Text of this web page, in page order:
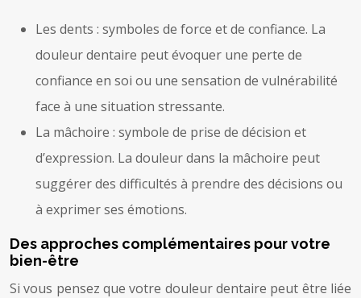
Les dents : symboles de force et de confiance. La
douleur dentaire peut évoquer une perte de
confiance en soi ou une sensation de vulnérabilité
face à une situation stressante.
La mâchoire : symbole de prise de décision et
d’expression. La douleur dans la mâchoire peut
suggérer des difficultés à prendre des décisions ou
à exprimer ses émotions.
Des approches complémentaires pour votre
bien-être
Si vous pensez que votre douleur dentaire peut être liée